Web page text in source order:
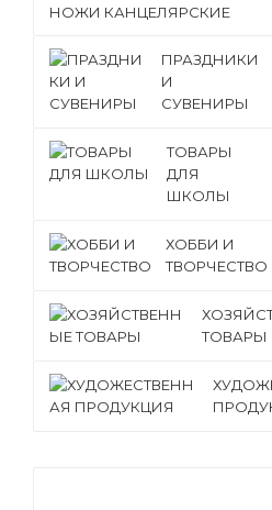
НОЖИ КАНЦЕЛЯРСКИЕ
ПРАЗДНИКИ
И
СУВЕНИРЫ
ТОВАРЫ
ДЛЯ
ШКОЛЫ
ХОББИ И
ТВОРЧЕСТВО
ТОВАРЫ